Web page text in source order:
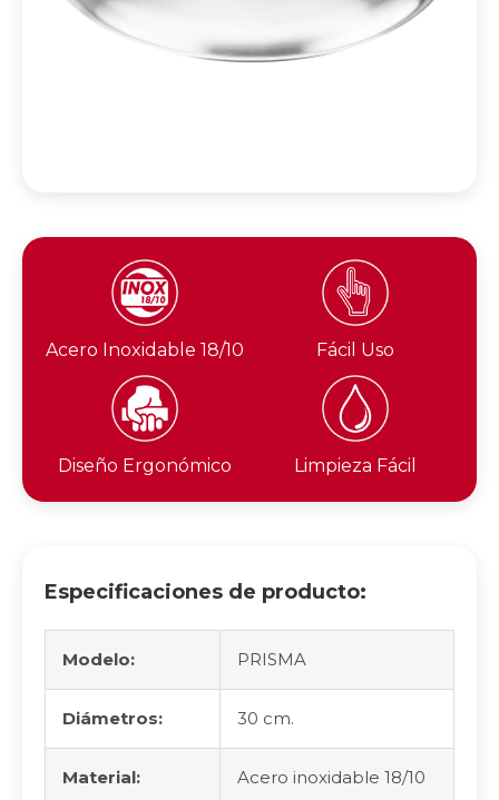
Acero Inoxidable 18/10 Fácil Uso
Diseño Ergonómico Limpieza Fácil
Especificaciones de producto:
Modelo: PRISMA
Diámetros: 30 cm.
Material: Acero inoxidable 18/10